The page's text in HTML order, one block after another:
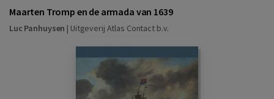
Maarten Tromp en de armada van 1639
Luc Panhuysen | Uitgeverij Atlas Contact b.v.